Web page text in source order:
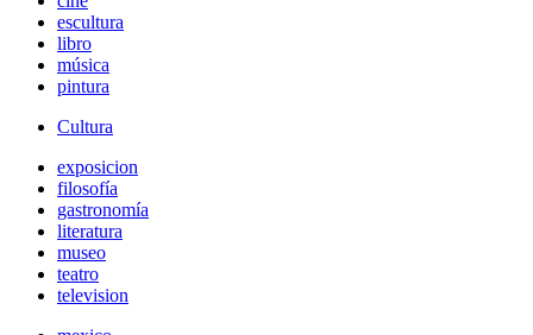
escultura
libro
música
pintura
Cultura
exposicion
filosofía
gastronomía
literatura
museo
teatro
television